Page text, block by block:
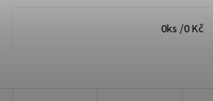
0ks /0 Kč